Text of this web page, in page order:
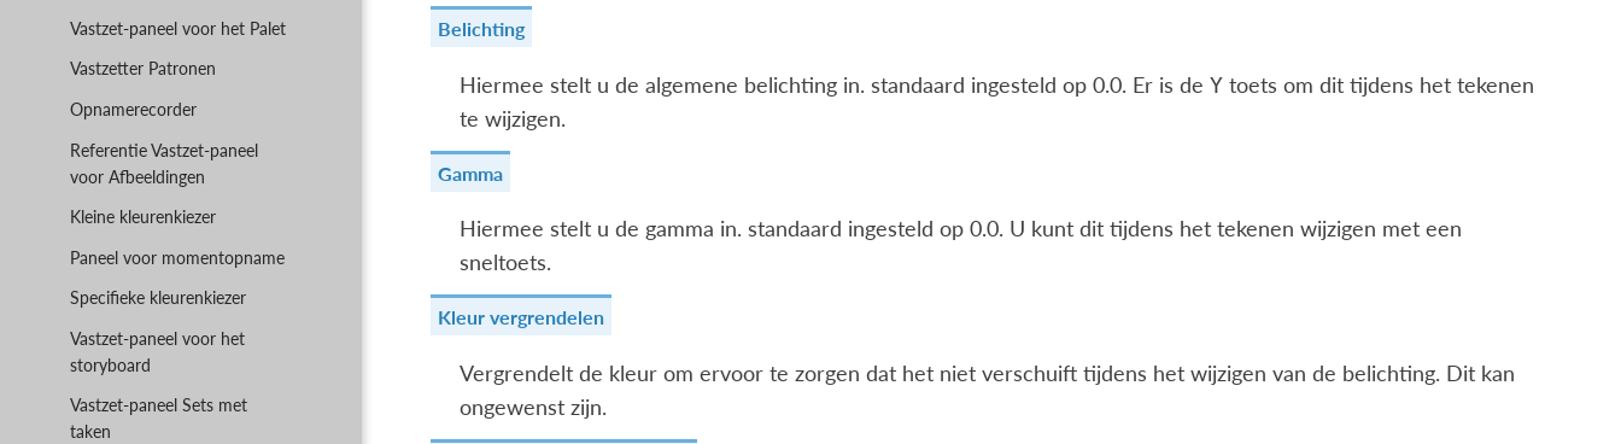
Vastzet-paneel voor het Palet
Vastzetter Patronen
Opnamerecorder
Referentie Vastzet-paneel
voor Afbeeldingen
Kleine kleurenkiezer
Paneel voor momentopname
Specifieke kleurenkiezer
Vastzet-paneel voor het
storyboard
Vastzet-paneel Sets met
taken
Belichting
Hiermee stelt u de algemene belichting in. standaard ingesteld op 0.0. Er is de Ytoets om dit tijdens het tekenen
te wijzigen.
Gamma
Hiermee stelt u de gamma in. standaard ingesteld op 0.0. U kunt dit tijdens het tekenen wijzigen met een
sneltoets.
Kleur vergrendelen
Vergrendelt de kleur om ervoor te zorgen dat het niet verschuift tijdens het wijzigen van de belichting. Dit kan
ongewenst zijn.